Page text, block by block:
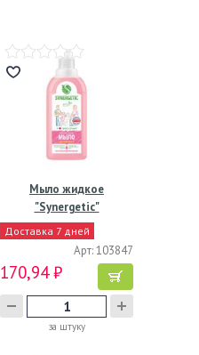
Мыло жидкое
"Synergetic"
Аромамагия,…
Доставка 7 дней
Арт: 103847
170,94 ₽
за штуку